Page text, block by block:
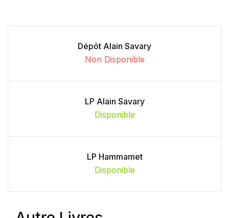
Dépôt Alain Savary
Non Disponible
LP Alain Savary
Disponible
LP Hammamet
Disponible